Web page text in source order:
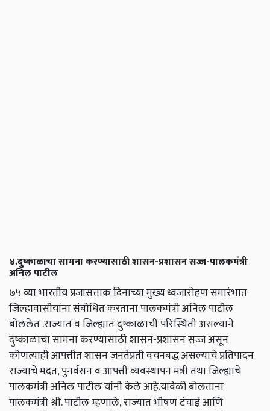
४.दुष्काळाचा सामना करण्यासाठी शासन-प्रशासन सज्ज-पालकमंत्री
अनिल पाटील
७५ व्या भारतीय प्रजासत्ताक दिनाच्या मुख्य ध्वजारोहण समारंभात
जिल्हावासीयांना संबोधित करताना पालकमंत्री अनिल पाटील
बोललेत .राज्यात व जिल्ह्यात दुष्काळाची परिस्थिती असल्याने
दुष्काळाचा सामना करण्यासाठी शासन-प्रशासन सज्ज असून
कोणत्याही आपत्तीत शासन जनतेप्रती वचनबद्ध असल्याचे प्रतिपादन
राज्याचे मदत, पुनर्वसन व आपत्ती व्यवस्थापन मंत्री तथा जिल्ह्याचे
पालकमंत्री अनिल पाटील यांनी केले आहे.यावेळी बोलताना
पालकमंत्री श्री. पाटील म्हणाले, राज्यात भीषण टंचाई आणि